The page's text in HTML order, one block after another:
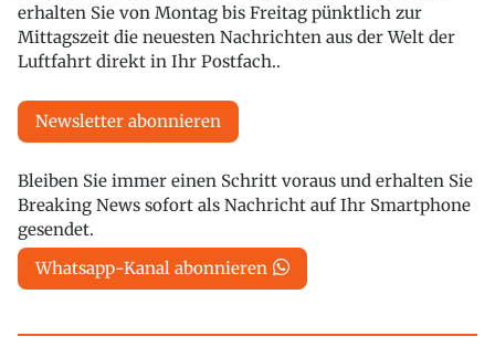
erhalten Sie von Montag bis Freitag pünktlich zur
Mittagszeit die neuesten Nachrichten aus der Welt der
Luftfahrt direkt in Ihr Postfach..
Newsletter abonnieren
Bleiben Sie immer einen Schritt voraus und erhalten Sie
Breaking News sofort als Nachricht auf Ihr Smartphone
gesendet.
Whatsapp-Kanal abonnieren